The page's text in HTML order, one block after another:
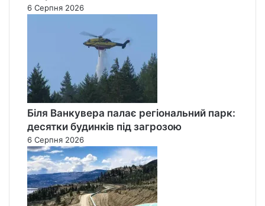
6 Серпня 2026
Біля Ванкувера палає регіональний парк:
десятки будинків під загрозою
6 Серпня 2026